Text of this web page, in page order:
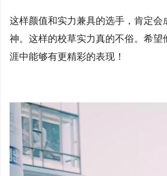
这样颜值和实力兼具的选手，肯定会
神。这样的校草实力真的不俗。希望
涯中能够有更精彩的表现！